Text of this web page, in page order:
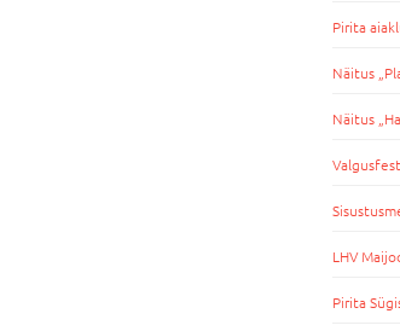
Pirita
Näitus
Näitus
LHV
Pirita